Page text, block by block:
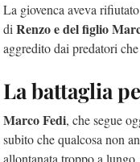
La giovenca aveva
diRenzo e del figlio
aggredito dai predatori
La battaglia
Marco Fedi, che segue
subito che qualcosa non